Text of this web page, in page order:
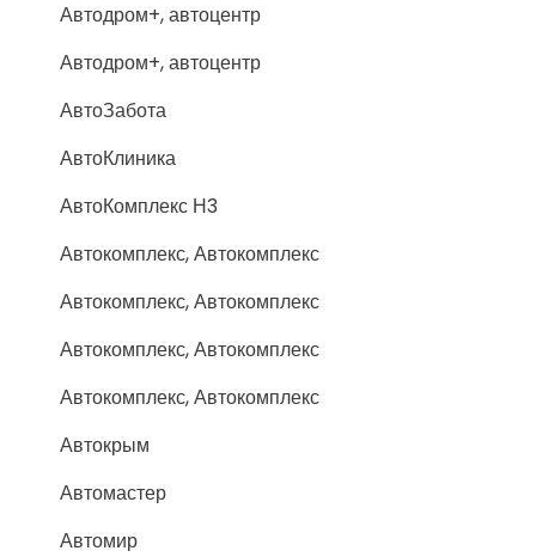
Автодром+, автоцентр
Автодром+, автоцентр
АвтоЗабота
АвтоКлиника
АвтоКомплекс Н3
Автокомплекс, Автокомплекс
Автокомплекс, Автокомплекс
Автокомплекс, Автокомплекс
Автокомплекс, Автокомплекс
Автокрым
Автомастер
Автомир